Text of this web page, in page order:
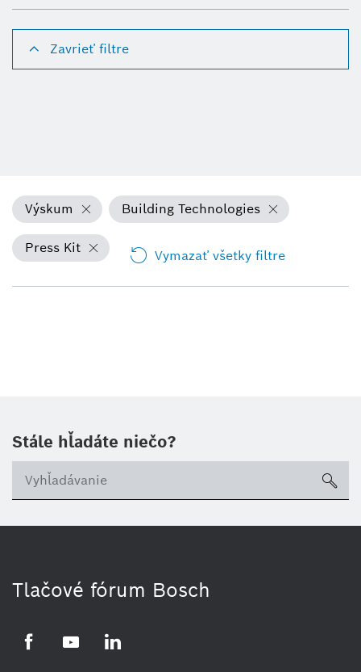
Zavrieť filtre
Výskum Building Technologies
Press Kit Vymazať všetky filtre
Stále hľadáte niečo?
Tlačové fórum Bosch